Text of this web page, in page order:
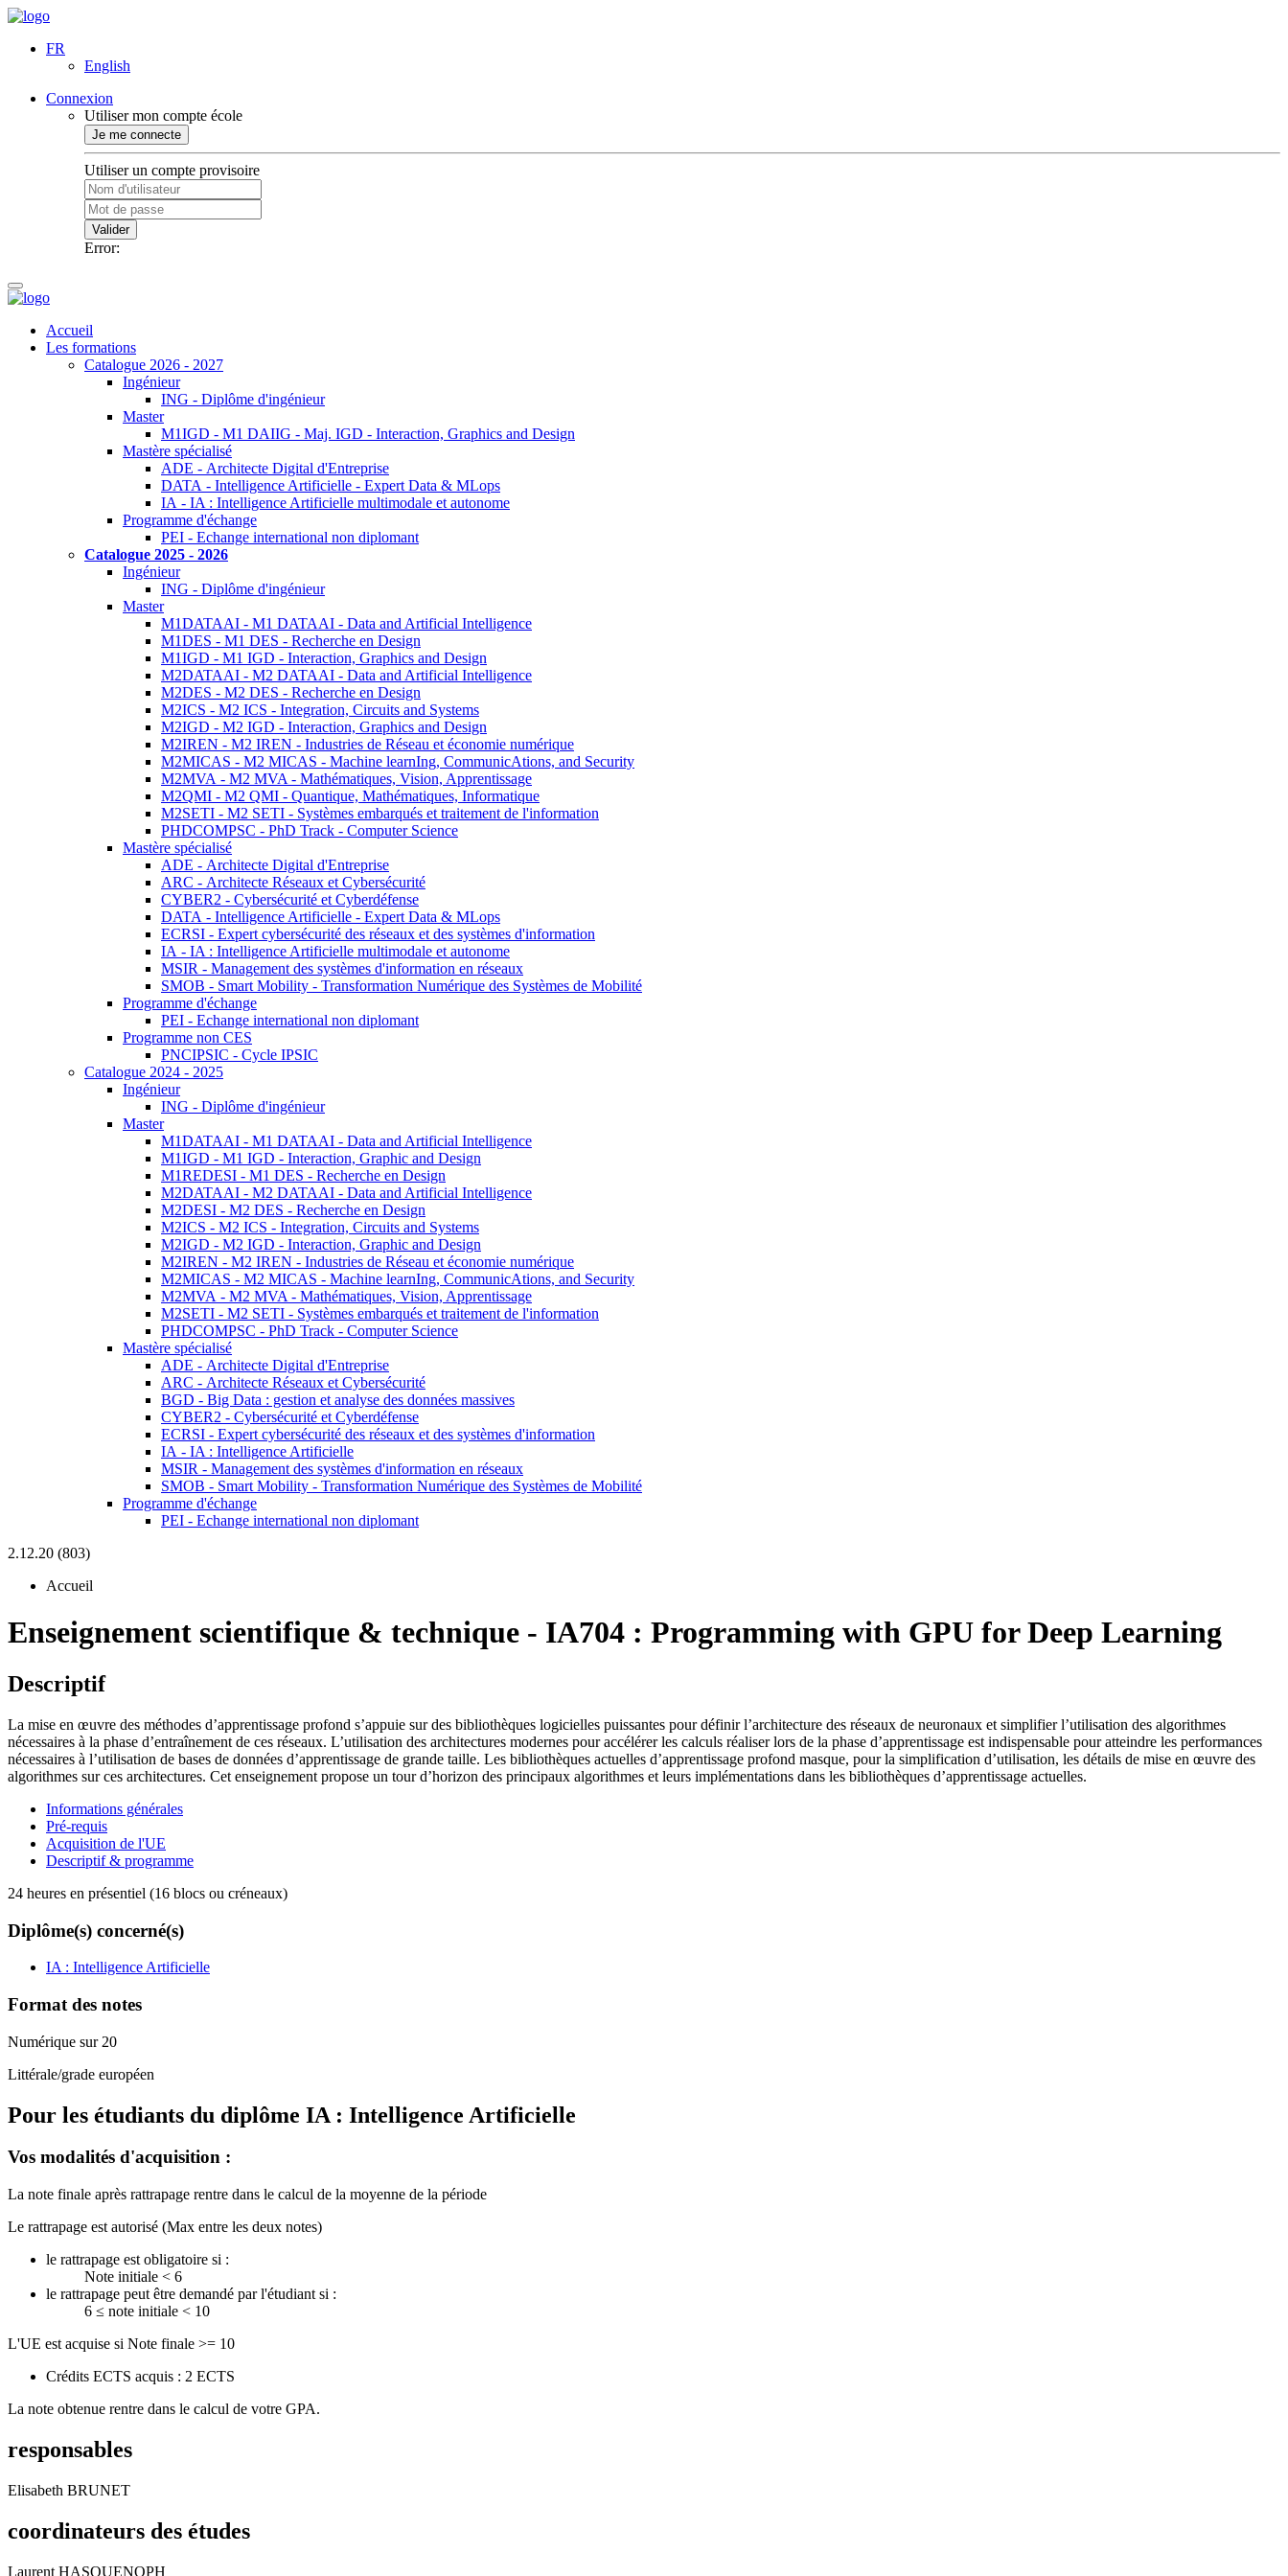
FR
English
Connexion
Utiliser mon compte école
Je me connecte
Utiliser un compte provisoire
Valider
Error:
Accueil
Les formations
Catalogue 2026 - 2027
Ingénieur
ING - Diplôme d'ingénieur
Master
M1IGD - M1 DAIIG - Maj. IGD - Interaction, Graphics and Design
Mastère spécialisé
ADE - Architecte Digital d'Entreprise
DATA - Intelligence Artificielle - Expert Data & MLops
IA - IA : Intelligence Artificielle multimodale et autonome
Programme d'échange
PEI - Echange international non diplomant
Catalogue 2025 - 2026
Ingénieur
ING - Diplôme d'ingénieur
Master
M1DATAAI - M1 DATAAI - Data and Artificial Intelligence
M1DES - M1 DES - Recherche en Design
M1IGD - M1 IGD - Interaction, Graphics and Design
M2DATAAI - M2 DATAAI - Data and Artificial Intelligence
M2DES - M2 DES - Recherche en Design
M2ICS - M2 ICS - Integration, Circuits and Systems
M2IGD - M2 IGD - Interaction, Graphics and Design
M2IREN - M2 IREN - Industries de Réseau et économie numérique
M2MICAS - M2 MICAS - Machine learnIng, CommunicAtions, and Security
M2MVA - M2 MVA - Mathématiques, Vision, Apprentissage
M2QMI - M2 QMI - Quantique, Mathématiques, Informatique
M2SETI - M2 SETI - Systèmes embarqués et traitement de l'information
PHDCOMPSC - PhD Track - Computer Science
Mastère spécialisé
ADE - Architecte Digital d'Entreprise
ARC - Architecte Réseaux et Cybersécurité
CYBER2 - Cybersécurité et Cyberdéfense
DATA - Intelligence Artificielle - Expert Data & MLops
ECRSI - Expert cybersécurité des réseaux et des systèmes d'information
IA - IA : Intelligence Artificielle multimodale et autonome
MSIR - Management des systèmes d'information en réseaux
SMOB - Smart Mobility - Transformation Numérique des Systèmes de Mobilité
Programme d'échange
PEI - Echange international non diplomant
Programme non CES
PNCIPSIC - Cycle IPSIC
Catalogue 2024 - 2025
Ingénieur
ING - Diplôme d'ingénieur
Master
M1DATAAI - M1 DATAAI - Data and Artificial Intelligence
M1IGD - M1 IGD - Interaction, Graphic and Design
M1REDESI - M1 DES - Recherche en Design
M2DATAAI - M2 DATAAI - Data and Artificial Intelligence
M2DESI - M2 DES - Recherche en Design
M2ICS - M2 ICS - Integration, Circuits and Systems
M2IGD - M2 IGD - Interaction, Graphic and Design
M2IREN - M2 IREN - Industries de Réseau et économie numérique
M2MICAS - M2 MICAS - Machine learnIng, CommunicAtions, and Security
M2MVA - M2 MVA - Mathématiques, Vision, Apprentissage
M2SETI - M2 SETI - Systèmes embarqués et traitement de l'information
PHDCOMPSC - PhD Track - Computer Science
Mastère spécialisé
ADE - Architecte Digital d'Entreprise
ARC - Architecte Réseaux et Cybersécurité
BGD - Big Data : gestion et analyse des données massives
CYBER2 - Cybersécurité et Cyberdéfense
ECRSI - Expert cybersécurité des réseaux et des systèmes d'information
IA - IA : Intelligence Artificielle
MSIR - Management des systèmes d'information en réseaux
SMOB - Smart Mobility - Transformation Numérique des Systèmes de Mobilité
Programme d'échange
PEI - Echange international non diplomant
2.12.20 (803)
Accueil
Enseignement scientifique & technique - IA704 : Programming with GPU for Deep Learning
Descriptif
La mise en œuvre des méthodes d’apprentissage profond s’appuie sur des bibliothèques logicielles puissantes pour définir l’architecture des réseaux de neuronaux et simplifier l’utilisation des algorithmes
nécessaires à la phase d’entraînement de ces réseaux. L’utilisation des architectures modernes pour accélérer les calculs réaliser lors de la phase d’apprentissage est indispensable pour atteindre les performances
nécessaires à l’utilisation de bases de données d’apprentissage de grande taille. Les bibliothèques actuelles d’apprentissage profond masque, pour la simplification d’utilisation, les détails de mise en œuvre des
algorithmes sur ces architectures. Cet enseignement propose un tour d’horizon des principaux algorithmes et leurs implémentations dans les bibliothèques d’apprentissage actuelles.
Informations générales
Pré-requis
Acquisition de l'UE
Descriptif & programme
24 heures en présentiel (16 blocs ou créneaux)
Diplôme(s) concerné(s)
IA : Intelligence Artificielle
Format des notes
Numérique sur 20
Littérale/grade européen
Pour les étudiants du diplôme IA : Intelligence Artificielle
Vos modalités d'acquisition :
La note finale après rattrapage rentre dans le calcul de la moyenne de la période
Le rattrapage est autorisé (Max entre les deux notes)
le rattrapage est obligatoire si :
Note initiale < 6
le rattrapage peut être demandé par l'étudiant si :
6 ≤ note initiale < 10
L'UE est acquise si Note finale >= 10
Crédits ECTS acquis : 2 ECTS
La note obtenue rentre dans le calcul de votre GPA.
responsables
Elisabeth BRUNET
coordinateurs des études
Laurent HASQUENOPH